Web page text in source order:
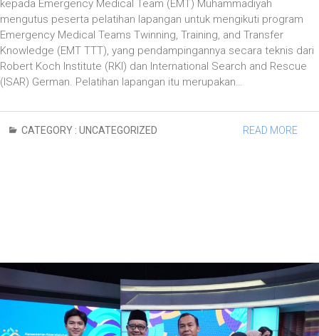
kepada Emergency Medical Team (EMT) Muhammadiyah
mengutus peserta pelatihan lapangan untuk mengikuti program
Emergency Medical Teams Twinning, Training, and Transfer
Knowledge (EMT TTT), yang pendampingannya secara teknis dari
Robert Koch Institute (RKI) dan International Search and Rescue
(ISAR) German. Pelatihan lapangan itu merupakan…
CATEGORY : UNCATEGORIZED READ MORE